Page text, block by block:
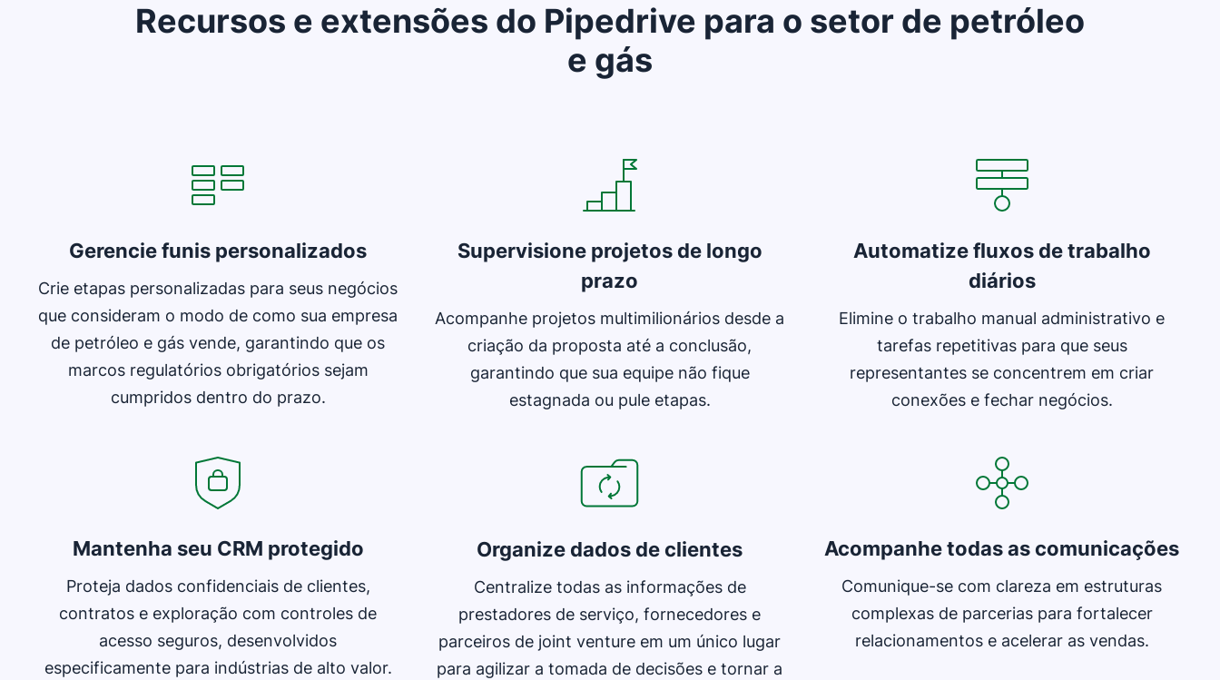
Recursos e extensões do Pipedrive para o setor de petróleo
e gás
Gerencie funis personalizados
Crie etapas personalizadas para seus negócios
que consideram o modo de como sua empresa
de petróleo e gás vende, garantindo que os
marcos regulatórios obrigatórios sejam
cumpridos dentro do prazo.
Supervisione projetos de longo
prazo
Acompanhe projetos multimilionários desde a
criação da proposta até a conclusão,
garantindo que sua equipe não fique
estagnada ou pule etapas.
Automatize fluxos de trabalho
diários
Elimine o trabalho manual administrativo e
tarefas repetitivas para que seus
representantes se concentrem em criar
conexões e fechar negócios.
Mantenha seu CRM protegido
Proteja dados confidenciais de clientes,
contratos e exploração com controles de
acesso seguros, desenvolvidos
especificamente para indústrias de alto valor.
Organize dados de clientes
Centralize todas as informações de
prestadores de serviço, fornecedores e
parceiros de joint venture em um único lugar
para agilizar a tomada de decisões e tornar a
Acompanhe todas as comunicações
Comunique-se com clareza em estruturas
complexas de parcerias para fortalecer
relacionamentos e acelerar as vendas.